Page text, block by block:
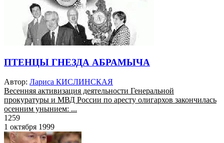
ПТЕНЦЫ ГНЕЗДА АБРАМЫЧА
Автор: Лариса КИСЛИНСКАЯ
Весенняя активизация деятельности Генеральной
прокуратуры и МВД России по аресту олигархов закончилась
осенним унынием: ...
1259
1 октября 1999